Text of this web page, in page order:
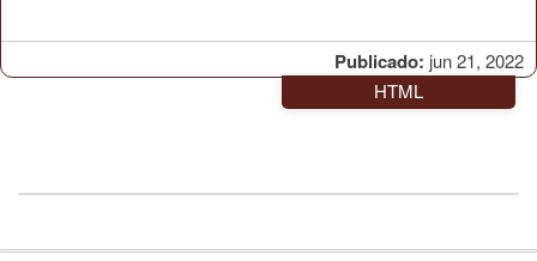
Publicado: jun 21, 2022
HTML